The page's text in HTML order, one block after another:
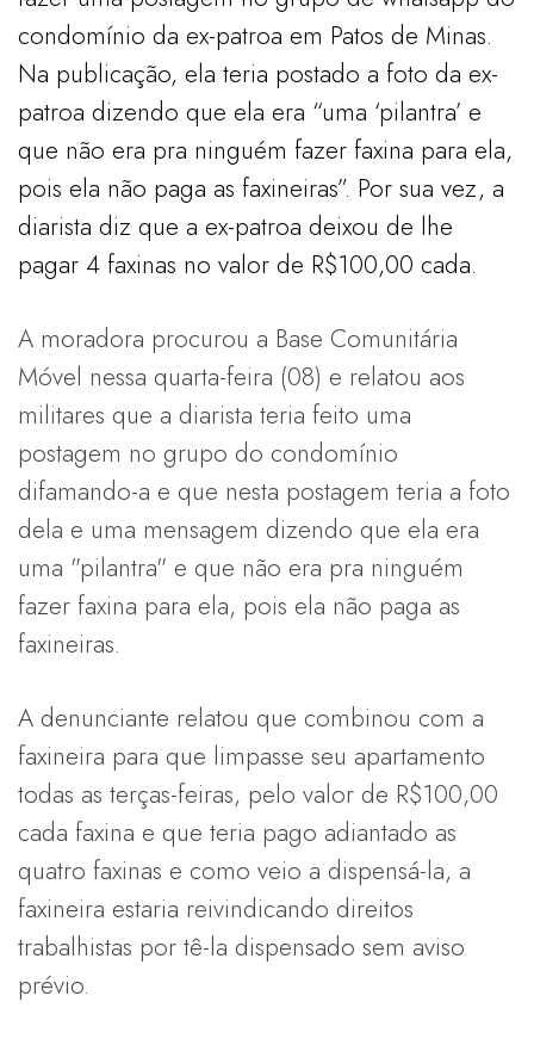
condomínio da ex-patroa em Patos de Minas.
Na publicação, ela teria postado a foto da ex-
patroa dizendo que ela era “uma ‘pilantra’ e
que não era pra ninguém fazer faxina para ela,
pois ela não paga as faxineiras”. Por sua vez, a
diarista diz que a ex-patroa deixou de lhe
pagar 4 faxinas no valor de R$100,00 cada.
A moradora procurou a Base Comunitária
Móvel nessa quarta-feira (08) e relatou aos
militares que a diarista teria feito uma
postagem no grupo do condomínio
difamando-a e que nesta postagem teria a foto
dela e uma mensagem dizendo que ela era
uma "pilantra" e que não era pra ninguém
fazer faxina para ela, pois ela não paga as
faxineiras.
A denunciante relatou que combinou com a
faxineira para que limpasse seu apartamento
todas as terças-feiras, pelo valor de R$100,00
cada faxina e que teria pago adiantado as
quatro faxinas e como veio a dispensá-la, a
faxineira estaria reivindicando direitos
trabalhistas por tê-la dispensado sem aviso
prévio.